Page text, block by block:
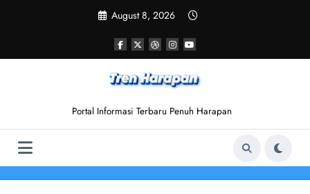
August 8, 2026
Portal Informasi Terbaru Penuh Harapan